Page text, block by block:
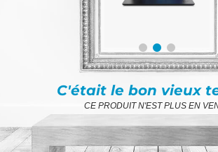
C'était le bon vieux
CE PRODUIT N'EST PLUS EN